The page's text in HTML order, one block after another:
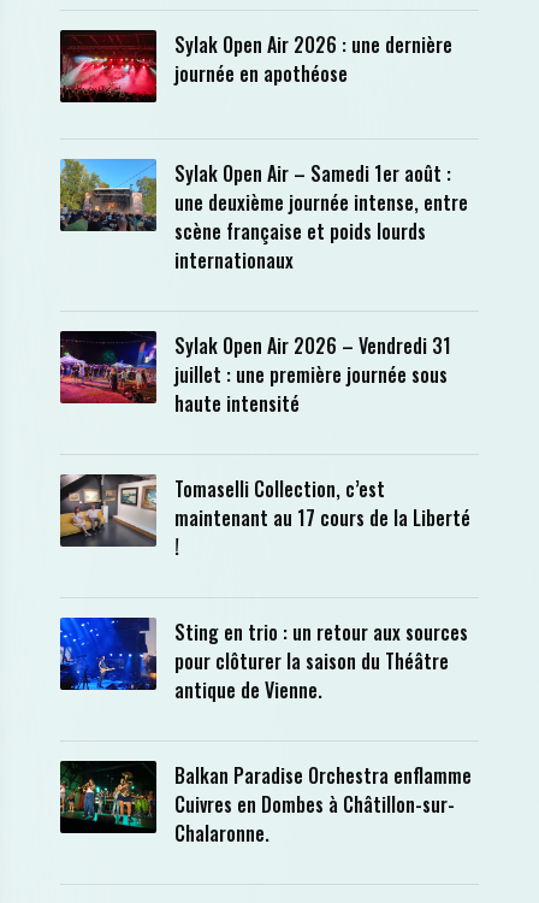
Sylak Open Air 2026 : une dernière
journée en apothéose
Sylak Open Air – Samedi 1er août :
une deuxième journée intense, entre
scène française et poids lourds
internationaux
Sylak Open Air 2026 – Vendredi 31
juillet : une première journée sous
haute intensité
Tomaselli Collection, c’est
maintenant au 17 cours de la Liberté
!
Sting en trio : un retour aux sources
pour clôturer la saison du Théâtre
antique de Vienne.
Balkan Paradise Orchestra enflamme
Cuivres en Dombes à Châtillon-sur-
Chalaronne.